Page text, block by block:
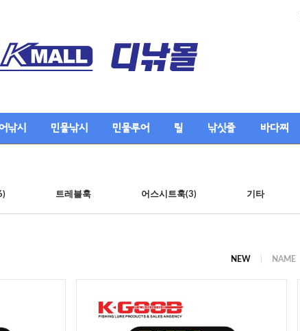
낚시 민물낚시 민물루어 릴 낚싯줄 바다찌
트레블훅 어스시트훅(3) 기타
NEW NAME